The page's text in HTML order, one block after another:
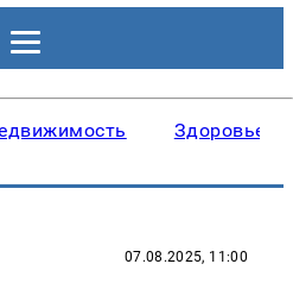
Здоровье
07.08.2025, 11:00